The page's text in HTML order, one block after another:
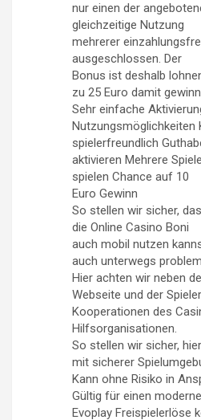
nur einen der
gleichzeitige Nutzung
mehrerer
ausgeschlossen. Der
Bonus ist deshalb
zu 25 Euro damit
Sehr einfache
Nutzungsmöglichkeiten
spielerfreundlich
aktivieren Mehrere
spielen Chance auf 10
Euro Gewinn
So stellen wir sicher,
die Online Casino Boni
auch mobil nutzen
auch unterwegs
Hier achten wir neben
Webseite und der
Kooperationen des
Hilfsorganisationen.
So stellen wir sicher,
mit sicherer
Kann ohne Risiko in
Gültig für einen
Evoplay Freispielerlöse